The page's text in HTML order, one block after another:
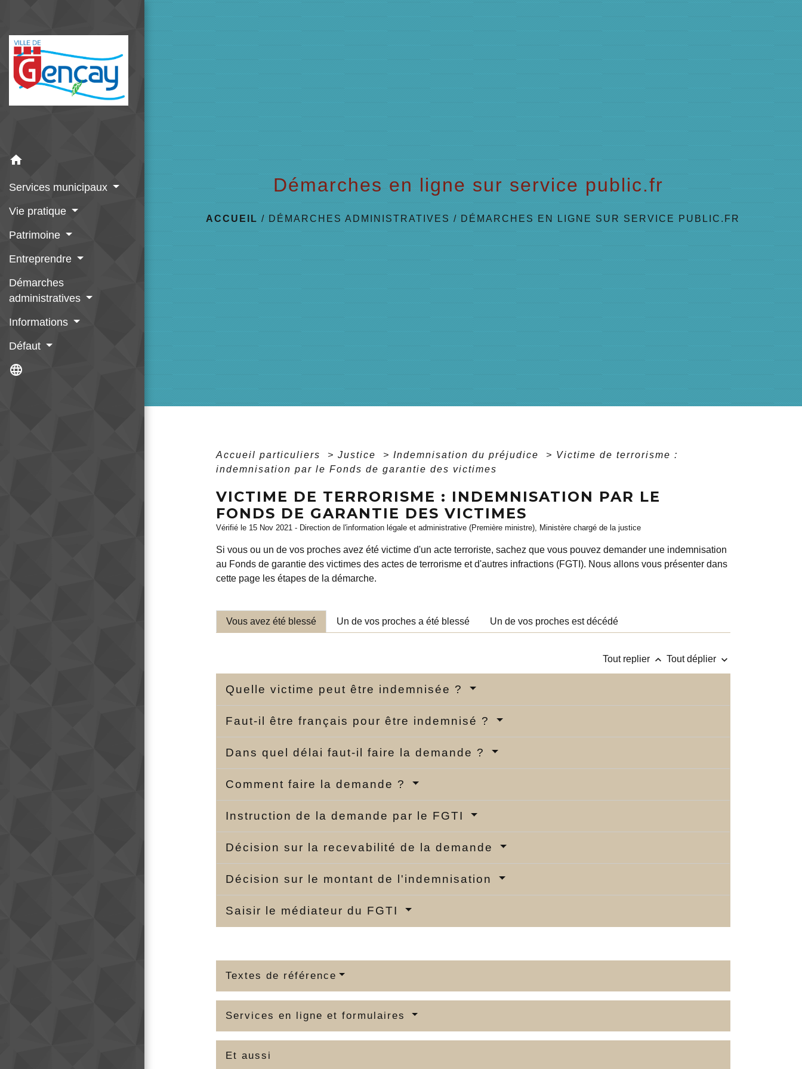
home
Services municipaux
Vie pratique
Patrimoine
Entreprendre
Démarches
administratives
Informations
Défaut
language
Démarches en ligne sur service public.fr
ACCUEIL / DÉMARCHES ADMINISTRATIVES / DÉMARCHES EN LIGNE SUR SERVICE PUBLIC.FR
Accueil particuliers > Justice > Indemnisation du préjudice > Victime de terrorisme :
indemnisation par le Fonds de garantie des victimes
VICTIME DE TERRORISME : INDEMNISATION PAR LE
FONDS DE GARANTIE DES VICTIMES
Vérifié le 15 Nov 2021 - Direction de l'information légale et administrative (Première ministre), Ministère chargé de la justice
Si vous ou un de vos proches avez été victime d'un acte terroriste, sachez que vous pouvez demander une indemnisation
au Fonds de garantie des victimes des actes de terrorisme et d'autres infractions (FGTI). Nous allons vous présenter dans
cette page les étapes de la démarche.
Vous avez été blessé Un de vos proches a été blessé Un de vos proches est décédé
Tout replier keyboard_arrow_up Tout déplier keyboard_arrow_down
Quelle victime peut être indemnisée ?
Faut-il être français pour être indemnisé ?
Dans quel délai faut-il faire la demande ?
Comment faire la demande ?
Instruction de la demande par le FGTI
Décision sur la recevabilité de la demande
Décision sur le montant de l'indemnisation
Saisir le médiateur du FGTI
Textes de référence
Services en ligne et formulaires
Et aussi